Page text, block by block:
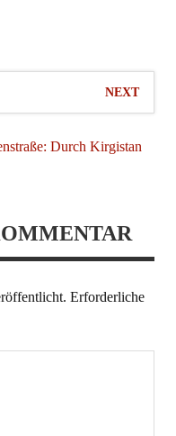
NEXT
Durch Kirgistan
Erforderliche